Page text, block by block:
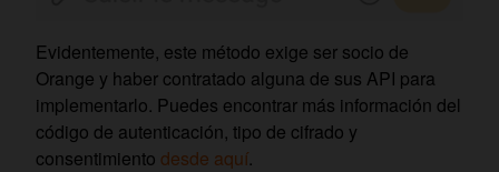
Evidentemente, este método exige ser socio de
Orange y haber contratado alguna de sus API para
implementarlo. Puedes encontrar más información del
código de autenticación, tipo de cifrado y
consentimiento desde aquí.